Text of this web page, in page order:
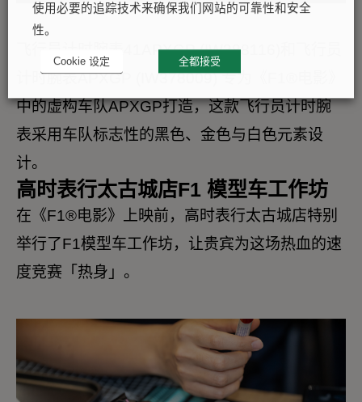
飞行员计时腕表41APXGP (IW388116)和飞行员
计时腕表APXGP (IW378009) 专为《F1®电影》
中的虚构车队APXGP打造，这款飞行员计时腕
表采用车队标志性的黑色、金色与白色元素设
计。
高时表行太古城店F1 模型车工作坊
在《F1®电影》上映前，高时表行太古城店特别
举行了F1模型车工作坊，让贵宾为这场热血的速
度竞赛「热身」。
使用必要的追踪技术来确保我们网站的可靠性和安全
性。
Cookie 设定 全都接受